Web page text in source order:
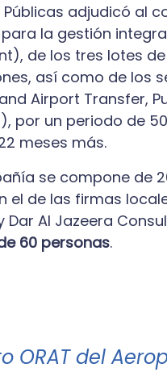
Públicas adjudicó al
la gestión
de los tres lotes
así como de los
Airport Transfer,
por un periodo de
meses más.
se compone de
de las firmas
Al Jazeera
60 personas.
ORAT del